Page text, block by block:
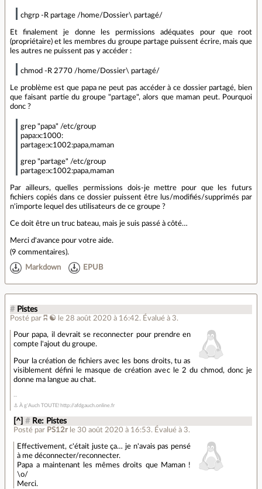
chgrp -R partage /home/Dossier\ partagé/
Et finalement je donne les permissions adéquates pour que root
(propriétaire) et les membres du groupe partage puissent écrire, mais que
les autres ne puissent pas y accéder :
chmod -R 2770 /home/Dossier\ partagé/
Le problème est que papa ne peut pas accéder à ce dossier partagé, bien
que faisant partie du groupe "partage", alors que maman peut. Pourquoi
donc ?
grep "papa" /etc/group
papa:x:1000:
partage:x:1002:papa,maman
grep "partage" /etc/group
partage:x:1002:papa,maman
Par ailleurs, quelles permissions dois-je mettre pour que les futurs
fichiers copiés dans ce dossier puissent être lus/modifiés/supprimés par
n'importe lequel des utilisateurs de ce groupe ?
Ce doit être un truc bateau, mais je suis passé à côté…
Merci d'avance pour votre aide.
(9 commentaires).
Markdown EPUB
# Pistes
Posté par ʭ ☯ le 28 août 2020 à 16:42. Évalué à 3.
Pour papa, il devrait se reconnecter pour prendre en
compte l'ajout du groupe.
Pour la création de fichiers avec les bons droits, tu as
visiblement défini le masque de création avec le 2 du chmod, donc je
donne ma langue au chat.
⚓ À g'Auch TOUTE! http://afdgauch.online.fr
[^] # Re: Pistes
Posté par PS12r le 30 août 2020 à 16:53. Évalué à 3.
Effectivement, c'était juste ça… je n'avais pas pensé
à me déconnecter/reconnecter.
Papa a maintenant les mêmes droits que Maman !
\o/
Merci.